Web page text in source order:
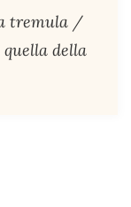
tremula /
quella della